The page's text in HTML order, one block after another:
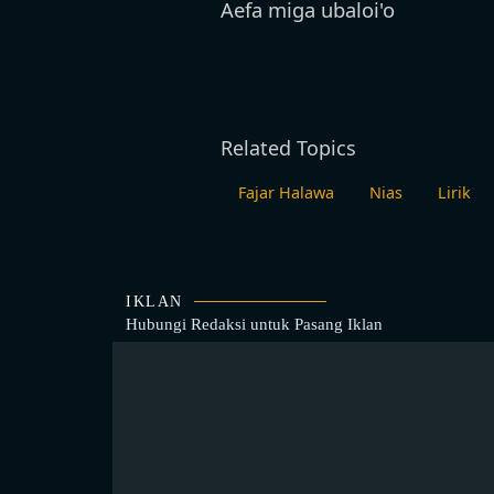
Aefa miga ubaloi'o
Related Topics
Fajar Halawa Nias Lirik
IKLAN
Hubungi Redaksi untuk Pasang Iklan